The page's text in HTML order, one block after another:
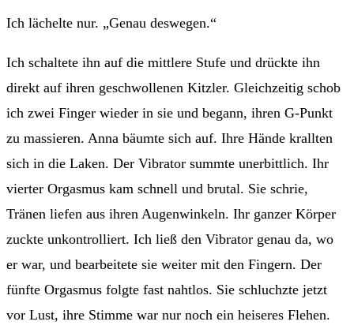
Ich lächelte nur. „Genau deswegen.“
Ich schaltete ihn auf die mittlere Stufe und drückte ihn
direkt auf ihren geschwollenen Kitzler. Gleichzeitig schob
ich zwei Finger wieder in sie und begann, ihren G-Punkt
zu massieren. Anna bäumte sich auf. Ihre Hände krallten
sich in die Laken. Der Vibrator summte unerbittlich. Ihr
vierter Orgasmus kam schnell und brutal. Sie schrie,
Tränen liefen aus ihren Augenwinkeln. Ihr ganzer Körper
zuckte unkontrolliert. Ich ließ den Vibrator genau da, wo
er war, und bearbeitete sie weiter mit den Fingern. Der
fünfte Orgasmus folgte fast nahtlos. Sie schluchzte jetzt
vor Lust, ihre Stimme war nur noch ein heiseres Flehen.